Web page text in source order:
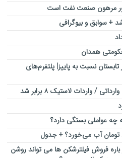
+ سوابق و بیوگرافی
همدان
نسبت به پاییز| پلتفرم‌های
/ واردات لاستیک ۸ برابر شد
چه عواملی بستگی دارد؟
تومان آب می‌خورد؟ + جدول
فروش فیلترشکن ها می تواند روشن